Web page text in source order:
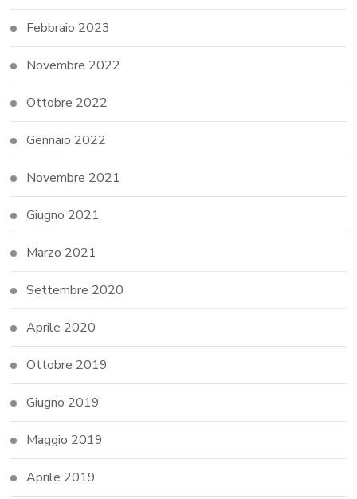
Febbraio 2023
Novembre 2022
Ottobre 2022
Gennaio 2022
Novembre 2021
Giugno 2021
Marzo 2021
Settembre 2020
Aprile 2020
Ottobre 2019
Giugno 2019
Maggio 2019
Aprile 2019